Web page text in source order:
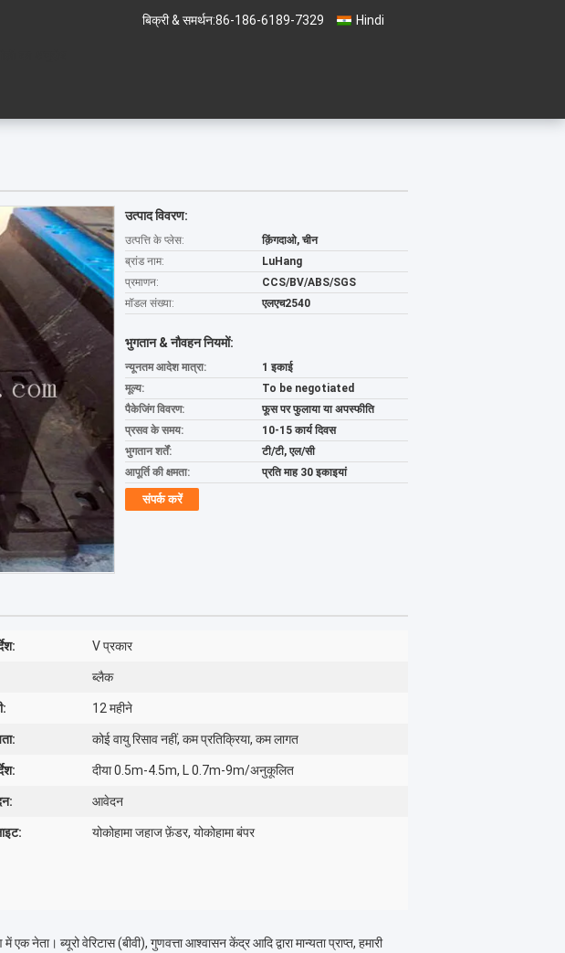
Hindi
बिक्री & समर्थन:86-186-6189-7329
उत्पाद विवरण:
उत्पत्ति के प्लेस:
क़िंगदाओ, चीन
ब्रांड नाम:
LuHang
प्रमाणन:
CCS/BV/ABS/SGS
मॉडल संख्या:
एलएच2540
भुगतान & नौवहन नियमों:
न्यूनतम आदेश मात्रा:
1 इकाई
मूल्य:
To be negotiated
पैकेजिंग विवरण:
फूस पर फुलाया या अपस्फीति
प्रसव के समय:
10-15 कार्य दिवस
भुगतान शर्तें:
टी/टी, एल/सी
आपूर्ति की क्षमता:
प्रति माह 30 इकाइयां
संपर्क करें
V प्रकार
ब्लैक
12 महीने
कोई वायु रिसाव नहीं, कम प्रतिक्रिया, कम लागत
दीया 0.5m-4.5m, L 0.7m-9m/अनुकूलित
आवेदन
योकोहामा जहाज फ़ेंडर, योकोहामा बंपर
नेता। ब्यूरो वेरिटास (बीवी), गुणवत्ता आश्वासन केंद्र आदि द्वारा मान्यता प्राप्त, हमारी